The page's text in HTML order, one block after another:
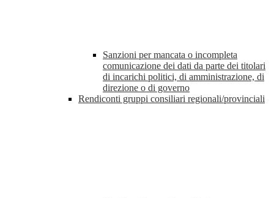
Sanzioni per mancata o incompleta
comunicazione dei dati da parte dei titolari
di incarichi politici, di amministrazione, di
direzione o di governo
Rendiconti gruppi consiliari regionali/provinciali